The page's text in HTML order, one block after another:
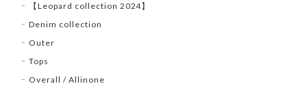
【Leopard collection 2024】
Denim collection
Outer
Tops
Overall / Allinone